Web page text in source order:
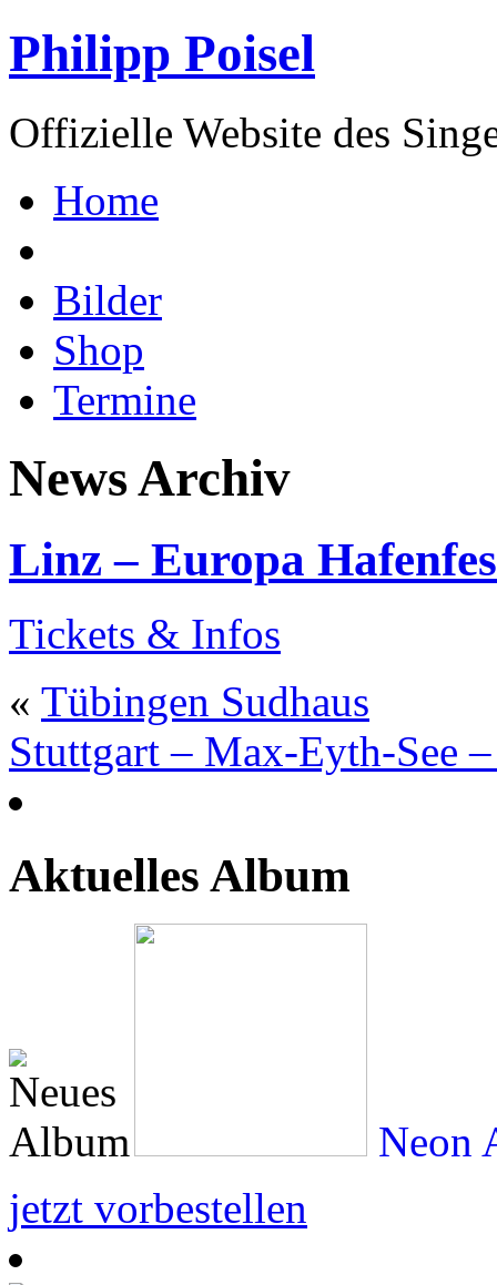
Philipp Poisel
Offizielle Website des
Home
Bilder
Shop
Termine
News Archiv
Linz – Europa
Tickets & Infos
« Tübingen Sudhaus
Stuttgart – Max-Eyth-See
Aktuelles Album
Neon
jetzt vorbestellen